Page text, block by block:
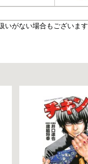
いがない場合もございます